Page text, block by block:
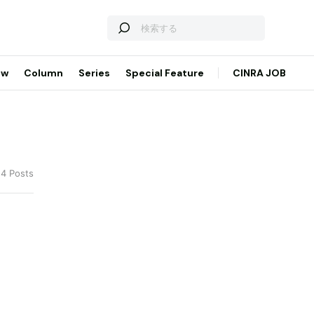
Column Series Special Feature CINRA JOB
Posts